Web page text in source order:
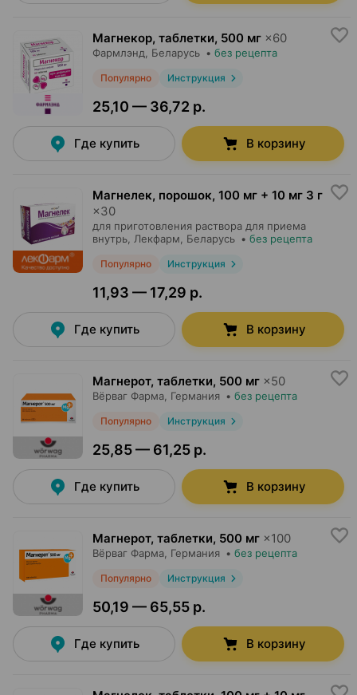
Магнекор, таблетки, 500 мг ×60
Фармлэнд , Беларусь • без рецепта
Популярно Инструкция
25,10 — 36,72 р.
Где купить В корзину
Магнелек, порошок, 100 мг + 10 мг 3 г
×30
для приготовления раствора для приема
внутрь, Лекфарм , Беларусь • без рецепта
Популярно Инструкция
11,93 — 17,29 р.
Где купить В корзину
Магнерот, таблетки, 500 мг ×50
Вёрваг Фарма , Германия • без рецепта
Популярно Инструкция
25,85 — 61,25 р.
Где купить В корзину
Магнерот, таблетки, 500 мг ×100
Вёрваг Фарма , Германия • без рецепта
Популярно Инструкция
50,19 — 65,55 р.
Где купить В корзину